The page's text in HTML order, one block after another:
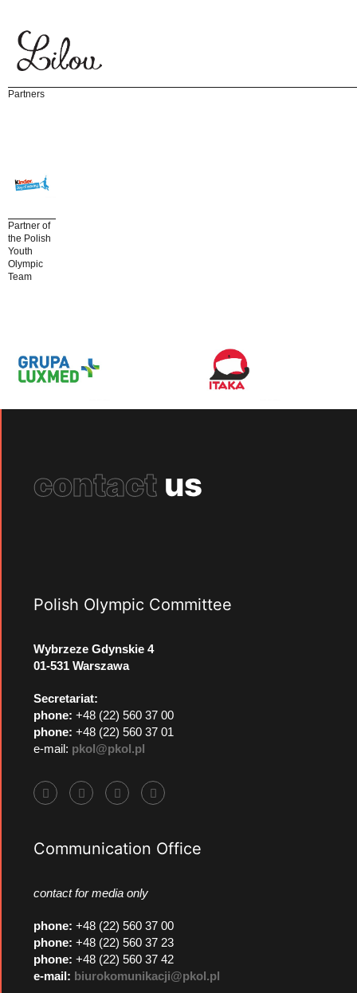
Partners
Partner of
the Polish
Youth
Olympic
Team
contact us
Polish Olympic Committee
Wybrzeze Gdynskie 4
01-531 Warszawa
Secretariat:
phone: +48 (22) 560 37 00
phone: +48 (22) 560 37 01
e-mail: pkol@pkol.pl
Communication Office
contact for media only
phone: +48 (22) 560 37 00
phone: +48 (22) 560 37 23
phone: +48 (22) 560 37 42
e-mail: biurokomunikacji@pkol.pl